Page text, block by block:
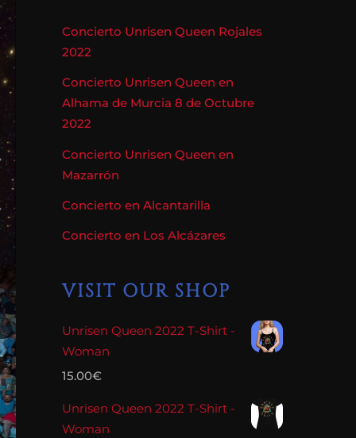
Concierto Unrisen Queen Rojales
2022
Concierto Unrisen Queen en
Alhama de Murcia 8 de Octubre
2022
Concierto Unrisen Queen en
Mazarrón
Concierto en Alcantarilla
Concierto en Los Alcázares
VISIT OUR SHOP
Unrisen Queen 2022 T-Shirt -
Woman
15.00€
Unrisen Queen 2022 T-Shirt -
Woman